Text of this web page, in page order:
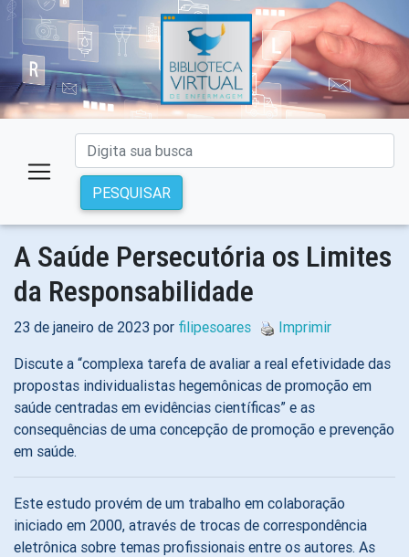
PESQUISAR
A Saúde Persecutória os Limites
da Responsabilidade
23 de janeiro de 2023 por filipesoares
Imprimir
Discute a “complexa tarefa de avaliar a real efetividade das
propostas individualistas hegemônicas de promoção em
saúde centradas em evidências científicas” e as
consequências de uma concepção de promoção e prevenção
em saúde.
Este estudo provém de um trabalho em colaboração
iniciado em 2000, através de trocas de correspondência
eletrônica sobre temas profissionais entre os autores. As